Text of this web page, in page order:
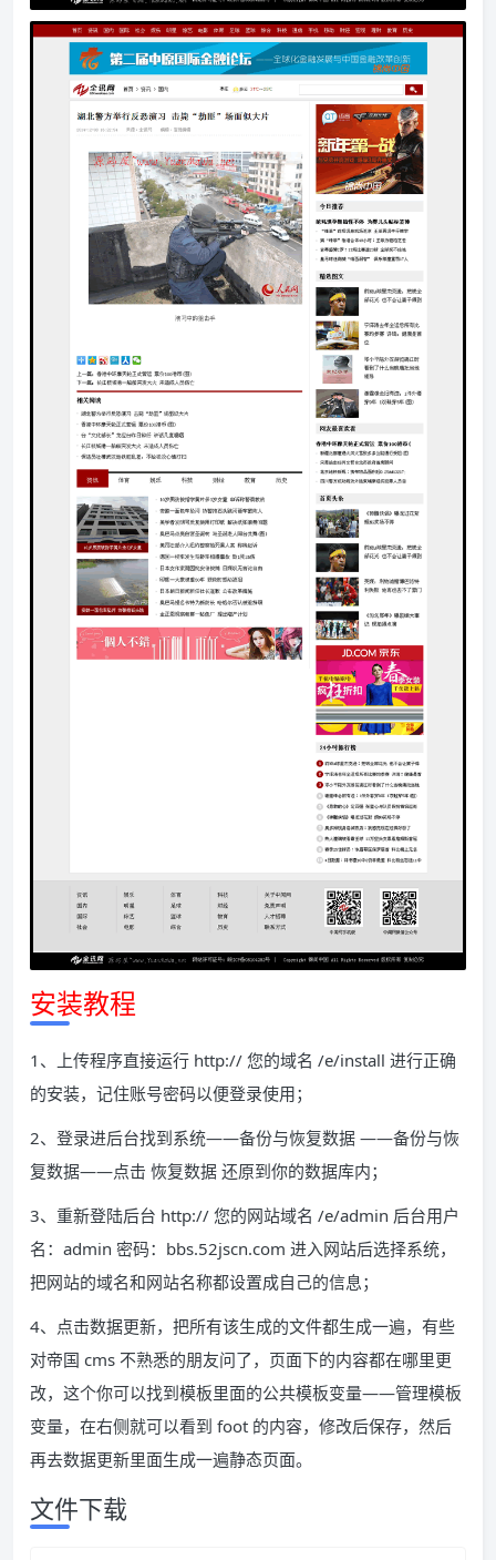
安装教程
1、上传程序直接运行 http:// 您的域名 /e/install 进行正确
的安装，记住账号密码以便登录使用；
2、登录进后台找到系统——备份与恢复数据 ——备份与恢
复数据——点击 恢复数据 还原到你的数据库内；
3、重新登陆后台 http:// 您的网站域名 /e/admin 后台用户
名：admin 密码：bbs.52jscn.com 进入网站后选择系统，
把网站的域名和网站名称都设置成自己的信息；
4、点击数据更新，把所有该生成的文件都生成一遍，有些
对帝国 cms 不熟悉的朋友问了，页面下的内容都在哪里更
改，这个你可以找到模板里面的公共模板变量——管理模板
变量，在右侧就可以看到 foot 的内容，修改后保存，然后
再去数据更新里面生成一遍静态页面。
文件下载